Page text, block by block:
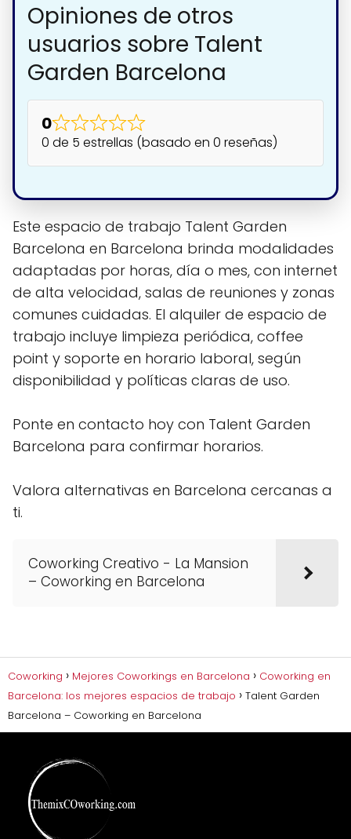
Opiniones de otros
usuarios sobre Talent
Garden Barcelona
0
0 de 5 estrellas (basado en 0 reseñas)
Este espacio de trabajo Talent Garden
Barcelona en Barcelona brinda modalidades
adaptadas por horas, día o mes, con internet
de alta velocidad, salas de reuniones y zonas
comunes cuidadas. El alquiler de espacio de
trabajo incluye limpieza periódica, coffee
point y soporte en horario laboral, según
disponibilidad y políticas claras de uso.
Ponte en contacto hoy con Talent Garden
Barcelona para confirmar horarios.
Valora alternativas en Barcelona cercanas a
ti.
Coworking Creativo - La Mansion
– Coworking en Barcelona
Coworking Mejores Coworkings en Barcelona
Coworking en
Barcelona: los mejores espacios de trabajo
Talent Garden
Barcelona – Coworking en Barcelona